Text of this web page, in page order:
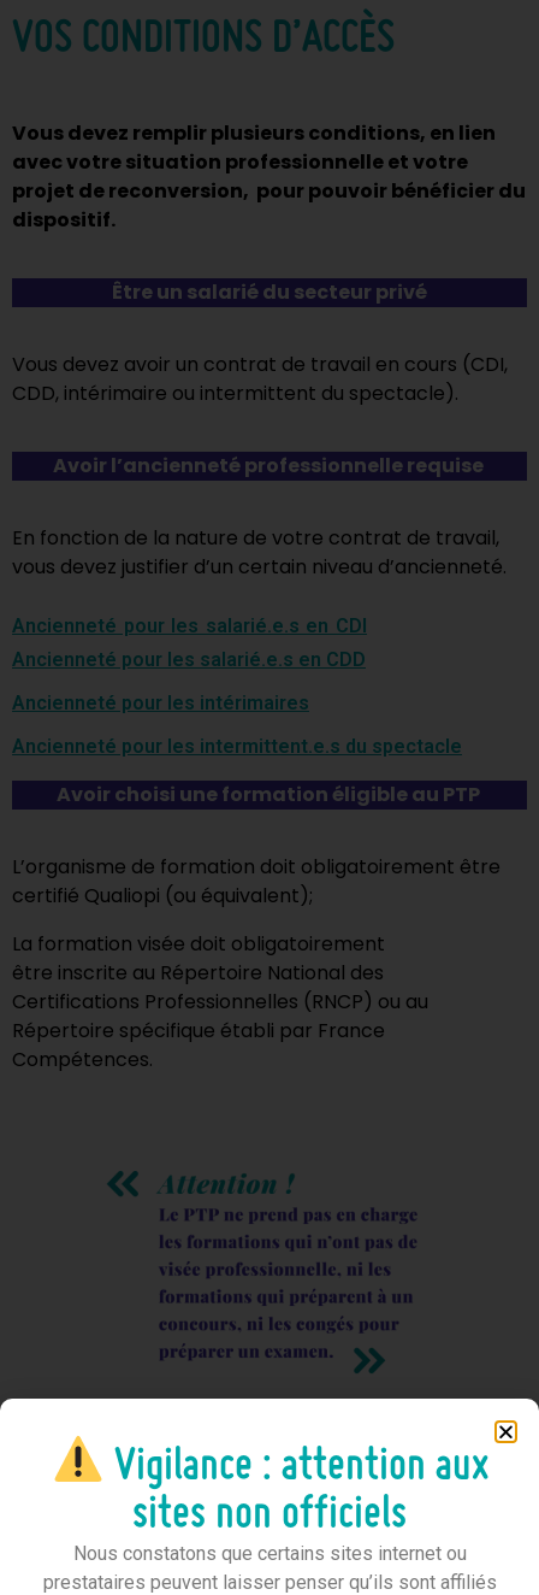
VOS CONDITIONS D’ACCÈS
Vous devez remplir plusieurs conditions, en lien
avec votre situation professionnelle et votre
projet de reconversion, pour pouvoir bénéficier du
dispositif.
Être un salarié du secteur privé
Vous devez avoir un contrat de travail en cours (CDI,
CDD, intérimaire ou intermittent du spectacle).
Avoir l’ancienneté professionnelle requise
En fonction de la nature de votre contrat de travail,
vous devez justifier d’un certain niveau d’ancienneté.
Ancienneté pour les salarié.e.s en CDI
Ancienneté pour les salarié.e.s en CDD
Ancienneté pour les intérimaires
Ancienneté pour les intermittent.e.s du spectacle
Avoir choisi une formation éligible au PTP
L’organisme de formation doit obligatoirement être
certifié Qualiopi (ou équivalent);
La formation visée doit obligatoirement
être inscrite au Répertoire National des
Certifications Professionnelles (RNCP) ou au
Répertoire spécifique établi par France
Compétences.
Vigilance : attention aux
sites non officiels
Nous constatons que certains sites internet ou
prestataires peuvent laisser penser qu’ils sont affiliés